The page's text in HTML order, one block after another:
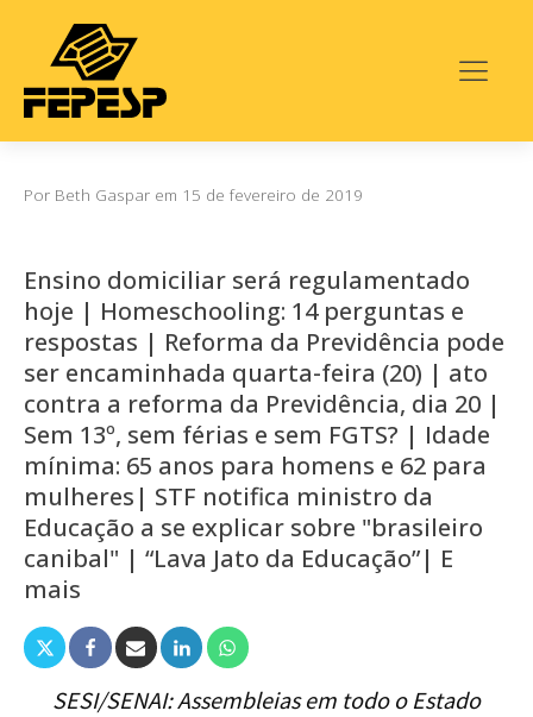
Por Beth Gaspar em 15 de fevereiro de 2019
Ensino domiciliar será regulamentado
hoje | Homeschooling: 14 perguntas e
respostas | Reforma da Previdência pode
ser encaminhada quarta-feira (20) | ato
contra a reforma da Previdência, dia 20 |
Sem 13º, sem férias e sem FGTS? | Idade
mínima: 65 anos para homens e 62 para
mulheres| STF notifica ministro da
Educação a se explicar sobre "brasileiro
canibal" | “Lava Jato da Educação”| E
mais
SESI/SENAI: Assembleias em todo o Estado